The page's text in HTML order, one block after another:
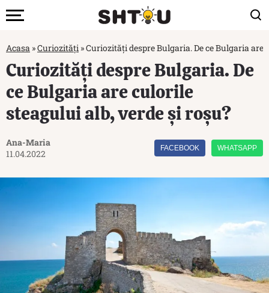
Acasa »Curiozități »Curiozități despre Bulgaria. De ce Bulgaria
Curiozități despre Bulgaria. De
ce Bulgaria are culorile
steagului alb, verde și roșu?
Ana-Maria
11.04.2022
FACEBOOK WHATSAPP